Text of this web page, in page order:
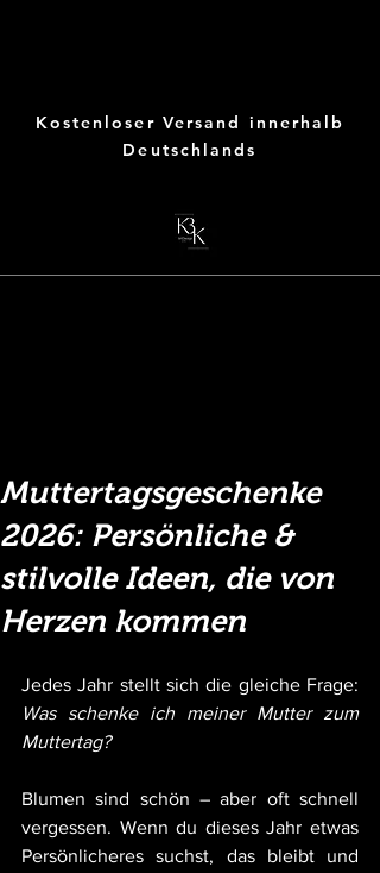
ArtDesign by KBK
Kostenloser Versand innerhalb
Deutschlands
Muttertagsgeschenke
2026: Persönliche &
stilvolle Ideen, die von
Herzen kommen
Was schenke ich meiner Mutter zum
Muttertag?
Blumen sind schön – aber oft schnell
vergessen. Wenn du dieses Jahr etwas
Persönlicheres suchst, das bleibt und